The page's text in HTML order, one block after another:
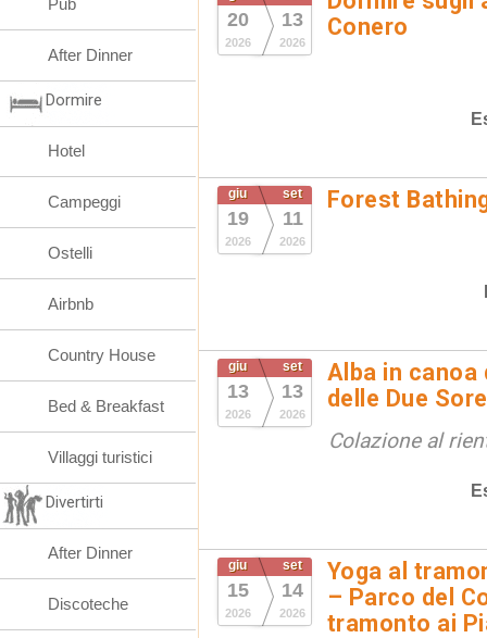
20
2026
13
2026
Conero
giu
19
2026
set
11
2026
Forest
giu
13
2026
set
13
2026
Alba in canoa
delle Due
Colazione al
giu
15
2026
set
14
2026
Yoga al
– Parco del
tramonto ai
Pub
After Dinner
Dormire
Hotel
Campeggi
Ostelli
Airbnb
Country House
Bed & Breakfast
Villaggi turistici
Divertirti
After Dinner
Discoteche